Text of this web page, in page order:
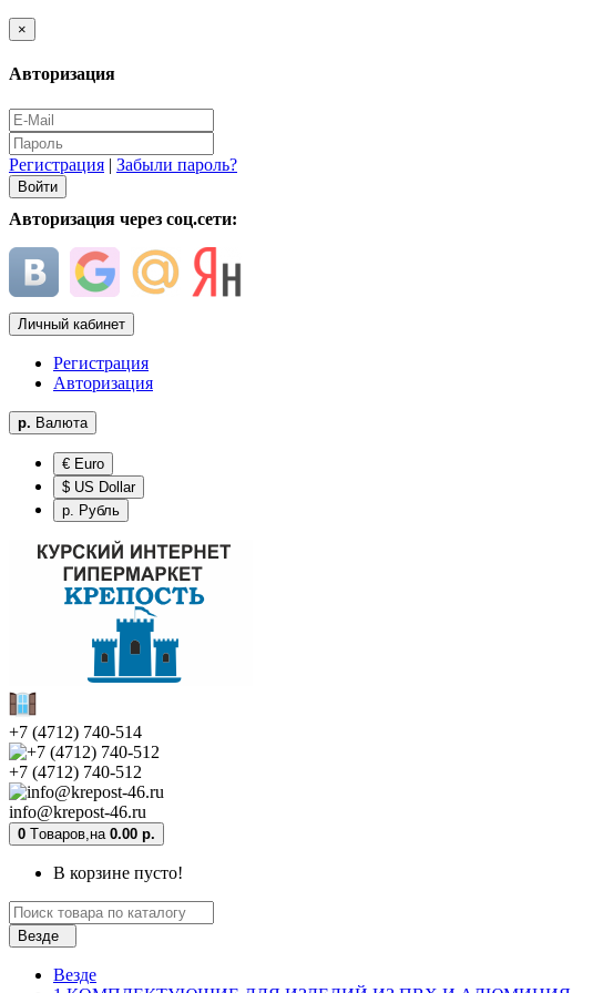
×
Авторизация
Регистрация | Забыли пароль?
Авторизация через соц.сети:
Личный кабинет
Регистрация
Авторизация
р. Валюта
€ Euro
$ US Dollar
р. Рубль
+7 (4712) 740-514
+7 (4712) 740-512
info@krepost-46.ru
0 Tоваров, на 0.00 р.
В корзине пусто!
Везде
Везде